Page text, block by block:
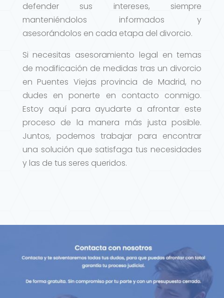
defender sus intereses, siempre
manteniéndolos informados y
asesorándolos en cada etapa del divorcio.
Si necesitas asesoramiento legal en temas
de modificación de medidas tras un divorcio
en Puentes Viejas provincia de Madrid, no
dudes en ponerte en contacto conmigo.
Estoy aquí para ayudarte a afrontar este
proceso de la manera más justa posible.
Juntos, podemos trabajar para encontrar
una solución que satisfaga tus necesidades
y las de tus seres queridos.